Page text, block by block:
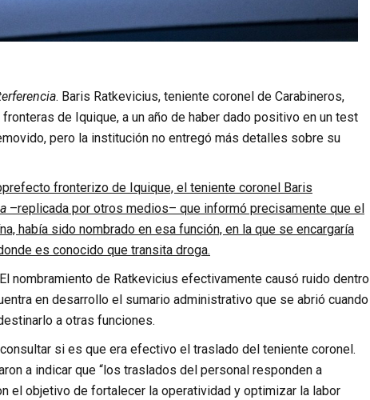
. Baris Ratkevicius, teniente coronel de Carabineros,
de Iquique, a un año de haber dado positivo en un test
pero la institución no entregó más detalles sobre su
fronterizo de Iquique, el teniente coronel Baris
–replicada por otros medios– que informó precisamente que el
había sido nombrado en esa función, en la que se encargaría
es conocido que transita droga.
nombramiento de Ratkevicius efectivamente causó ruido dentro
en desarrollo el sumario administrativo que se abrió cuando
a otras funciones.
si es que era efectivo el traslado del teniente coronel.
a indicar que “los traslados del personal responden a
el objetivo de fortalecer la operatividad y optimizar la labor